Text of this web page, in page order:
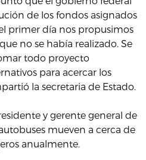
de los fondos asignados
primer día nos propusimos
no se había realizado. Se
todo proyecto
para acercar los
la secretaria de Estado.
y gerente general de
mueven a cerca de
anualmente.